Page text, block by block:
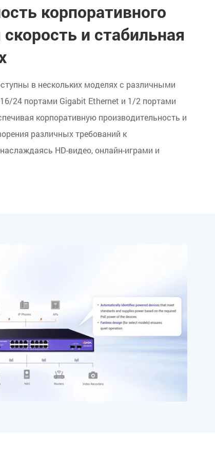
корпоративного
и стабильная
в нескольких моделях с различными
24 портами Gigabit Ethernet и 1/2 портами
корпоративную производительность и
различных требований к
HD-видео, онлайн-играми и